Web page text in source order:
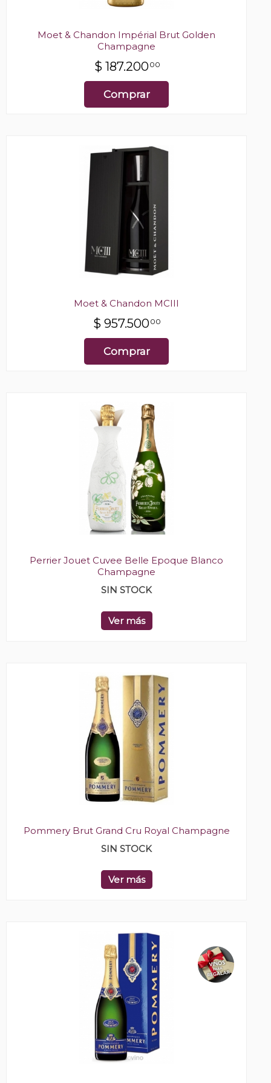
Moet & Chandon Impérial Brut Golden
Champagne
$ 187.20000
Comprar
Moet & Chandon MCIII
$ 957.50000
Comprar
Perrier Jouet Cuvee Belle Epoque Blanco
Champagne
SIN STOCK
Ver más
Pommery Brut Grand Cru Royal Champagne
SIN STOCK
Ver más